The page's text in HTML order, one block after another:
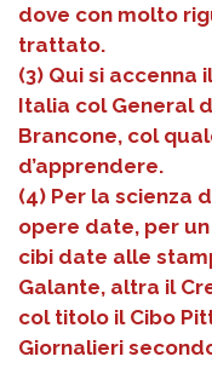
dove con molto
trattato.
(3) Qui si
Italia col General
Brancone, col
d’apprendere.
(4) Per la scienza
opere date, per
cibi date alle
Galante, altra il
col titolo il Cibo
Giornalieri